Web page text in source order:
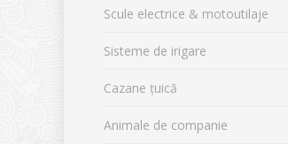
Scule electrice & motoutilaje
Sisteme de irigare
Cazane țuică
Animale de companie